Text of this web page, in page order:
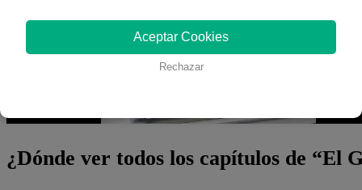
¿Dónde ver todos los capítulos de “El
Aceptar Cookies
Rechazar